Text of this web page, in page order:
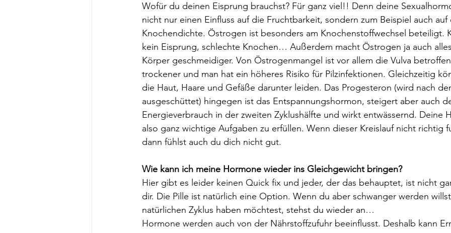
Wofür du deinen Eisprung brauchst? Für ganz viel!! Denn deine
nicht nur einen Einfluss auf die Fruchtbarkeit, sondern zum Beispiel auch auf
Knochendichte. Östrogen ist besonders am Knochenstoffwechsel beteiligt.
kein Eisprung, schlechte Knochen… Außerdem macht Östrogen ja auch
Körper geschmeidiger. Von Östrogenmangel ist vor allem die Vulva
trockener und man hat ein höheres Risiko für Pilzinfektionen. Gleichzeitig
die Haut, Haare und Gefäße darunter leiden. Das Progesteron (wird nach
ausgeschüttet) hingegen ist das Entspannungshormon, steigert aber auch
Energieverbrauch in der zweiten Zyklushälfte und wirkt entwässernd. Deine
also ganz wichtige Aufgaben zu erfüllen. Wenn dieser Kreislauf nicht richtig
dann fühlst auch du dich nicht gut.
Wie kann ich meine Hormone wieder ins Gleichgewicht bringen?
Hier gibt es leider keinen Quick fix und jeder, der das behauptet, ist nicht
dir. Die Pille ist natürlich eine Option. Wenn du aber schwanger werden
natürlichen Zyklus haben möchtest, stehst du wieder an…
Hormone werden auch von der Nährstoffzufuhr beeinflusst. Deshalb kann